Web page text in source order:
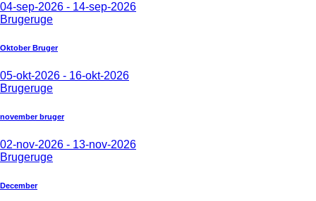
04-sep-2026 - 14-sep-2026
Brugeruge
Oktober Bruger
05-okt-2026 - 16-okt-2026
Brugeruge
november bruger
02-nov-2026 - 13-nov-2026
Brugeruge
December